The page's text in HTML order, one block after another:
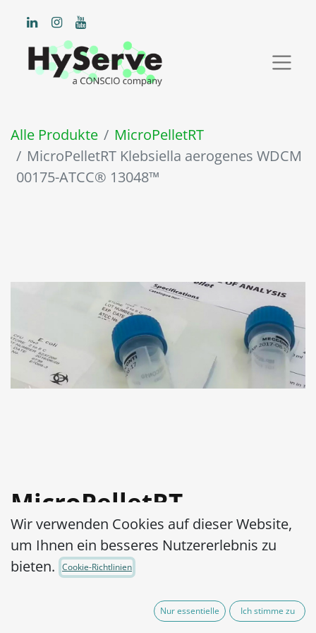
Alle Produkte
MicroPelletRT
MicroPelletRT Klebsiella aerogenes WDCM
00175-ATCC® 13048™
MicroPelletRT
Klebsiella aerogenes
WDCM 00175-ATCC®
MPRTE0010010
Wir verwenden Cookies auf dieser Website,
um Ihnen ein besseres Nutzererlebnis zu
bieten.
Cookie-Richtlinien
Nur essentielle Ich stimme zu